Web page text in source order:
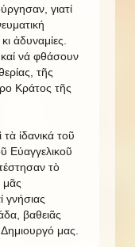
γιατί
ἀδυναμίες.
νά φθάσουν
τῆς
Κράτος τῆς
ἰδανικά τοῦ
Εὐαγγελικοῦ
τὸ
μᾶς
βαθειᾶς
μας.